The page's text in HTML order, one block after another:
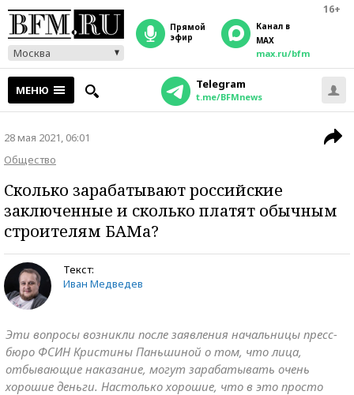
16+
Москва
прямой
эфир
Канал в
MAX
max.ru/bfm
МЕНЮ Telegram
t.me/BFMnews
28 мая 2021, 06:01
Общество
Сколько зарабатывают российские
заключенные и сколько платят обычным
строителям БАМа?
Текст:
Иван Медведев
Эти вопросы возникли после заявления начальницы пресс-
бюро ФСИН Кристины Паньшиной о том, что лица,
отбывающие наказание, могут зарабатывать очень
хорошие деньги. Настолько хорошие, что в это просто